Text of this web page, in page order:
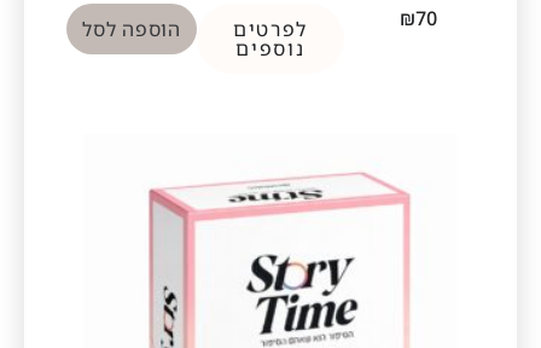
₪70 לפרטים
נוספים
הוספה לסל